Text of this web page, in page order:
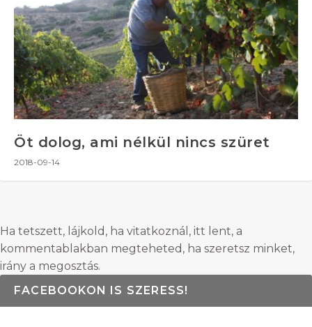
Öt dolog, ami nélkül nincs szüret
2018-09-14
Ha tetszett, lájkold, ha vitatkoznál, itt lent, a
kommentablakban megteheted, ha szeretsz minket,
irány a megosztás.
FACEBOOKON IS SZERESS!